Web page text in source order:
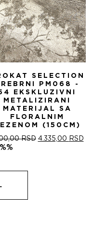
SELECTION
PM068 -
EKSKLUZIVNI
METALIZIRANI
MATERIJAL SA
FLORALNIM
(150CM)
RSD ОРИГИНАЛНА
4.335,00 RSD